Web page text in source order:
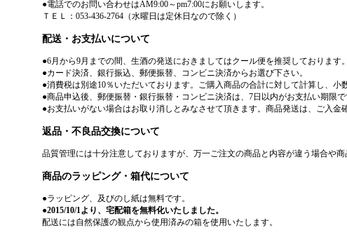
●電話でのお問い合わせはAM9:00～pm7:00にお願いします。
ＴＥＬ：053-436-2764（水曜日は定休日なので除く）
配送・お支払いについて
●6月から9月までの間、生酒の発送におきましてはクール便を推奨しておりま
●カード決済、銀行振込、郵便振替、コンビニ決済からお選び下さい。
●消費税は別途10％いただいております。ご購入商品の合計に対して計算し、小
●商品申込後、郵便振替・銀行振替・コンビニ決済は、7日以内がお支払い期限で
●お支払いがない場合はお取り消しとみなさせて頂きます。商品発送は、ご入金
返品・不良品交換について
品質管理には十分注意しておりますが、万一ご注文の商品と内容が違う場合や
商品のラッピング・箱代について
●ラッピング、及びのし紙は無料です。
●2015/10/1より、宅配箱を無料化いたしました。
配送には自然保護の観点から使用済みの箱を使用いたします。